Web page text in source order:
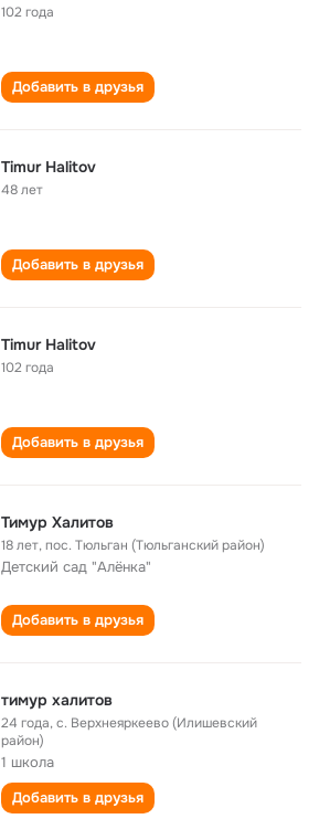
102 года
Добавить в друзья
Timur Halitov
48 лет
Добавить в друзья
Timur Halitov
102 года
Добавить в друзья
Тимур Халитов
18 лет,пос. Тюльган (Тюльганский район)
Детский сад "Алёнка"
Добавить в друзья
тимур халитов
24 года,с. Верхнеяркеево (Илишевский
район)
1 школа
Добавить в друзья